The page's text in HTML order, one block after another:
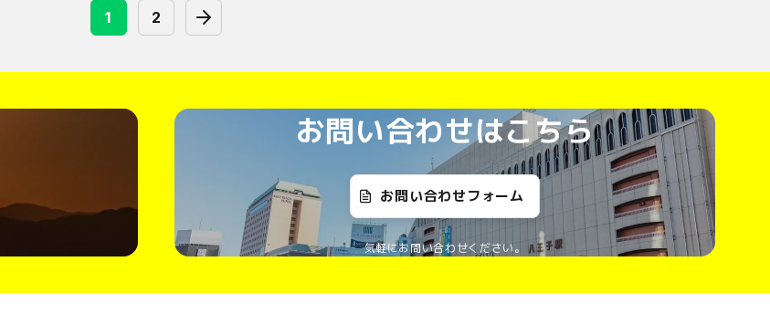
1 2
お問い合わせはこちら
お問い合わせフォーム
気軽にお問い合わせください。